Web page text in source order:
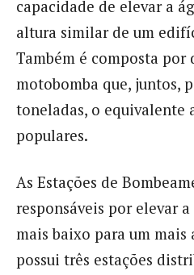
capacidade de elevar a
altura similar de um
Também é composta por
motobomba que, juntos,
toneladas, o equivalente
populares.
As Estações de
responsáveis por elevar
mais baixo para um mais
possui três estações